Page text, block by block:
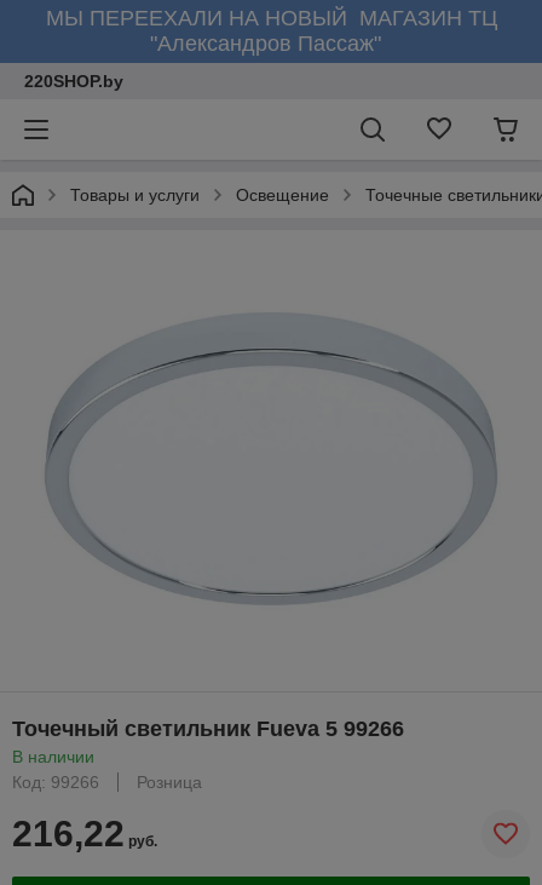
МЫ ПЕРЕЕХАЛИ НА НОВЫЙ МАГАЗИН ТЦ
"Александров Пассаж"
220SHOP.by
Товары и услуги Освещение Точечные
Точечный светильник Fueva 5 99266
В наличии
Код: 99266
Розница
216,22 руб.